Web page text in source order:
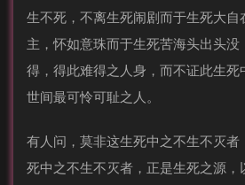
生不死，不离生死闹剧而于生死大自
主，怀如意珠而于生死苦海头出头
得，得此难得之人身，而不证此生死
世间最可怜可耻之人。
有人问，莫非这生死中之不生不灭者
死中之不生不灭者，正是生死之源，